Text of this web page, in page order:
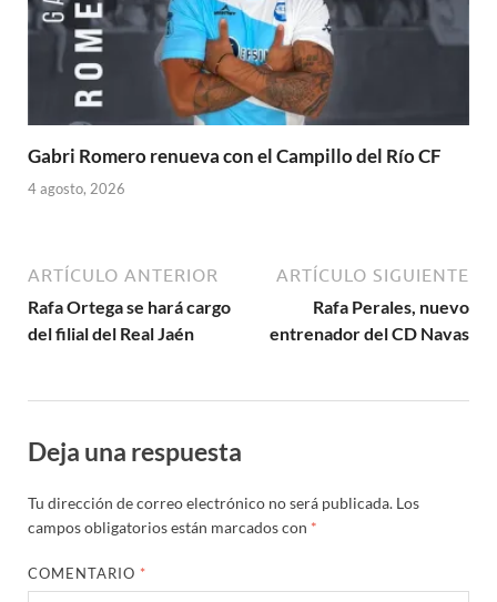
Gabri Romero renueva con el Campillo del Río CF
4 agosto, 2026
ARTÍCULO ANTERIOR
Rafa Ortega se hará cargo
del filial del Real Jaén
ARTÍCULO SIGUIENTE
Rafa Perales, nuevo
entrenador del CD Navas
Deja una respuesta
Tu dirección de correo electrónico no será publicada. Los
campos obligatorios están marcados con *
COMENTARIO *